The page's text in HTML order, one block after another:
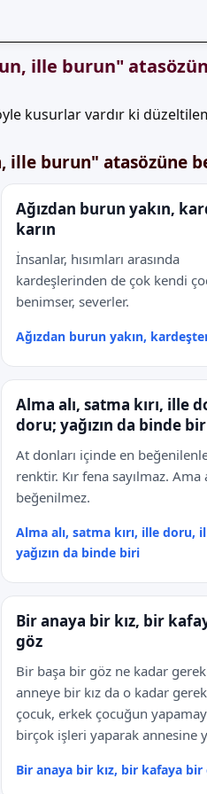
ille burun"
kusurlar vardır ki
ille burun" atasözüne
Ağızdan burun yakın,
karın
İnsanlar, hısımları arasında
kardeşlerinden de çok kendi
benimser, severler.
Ağızdan burun yakın,
Alma alı, satma kırı, ille
doru; yağızın da binde
At donları içinde en
renktir. Kır fena sayılmaz. Ama
beğenilmez.
Alma alı, satma kırı, ille doru,
yağızın da binde biri
Bir anaya bir kız, bir
göz
Bir başa bir göz ne kadar
anneye bir kız da o kadar
çocuk, erkek çocuğun
birçok işleri yaparak annesine
Bir anaya bir kız, bir kafaya bir